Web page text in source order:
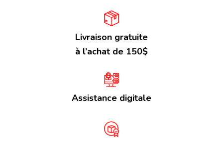
Livraison gratuite
à l’achat de 150$
Assistance digitale